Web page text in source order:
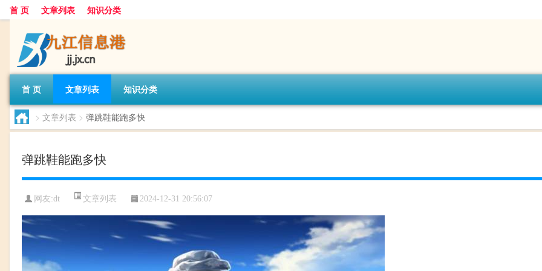
首 页 文章列表 知识分类
首 页 文章列表 知识分类
> 文章列表 > 弹跳鞋能跑多快
弹跳鞋能跑多快
网友:dt 文章列表 2024-12-31 20:56:07